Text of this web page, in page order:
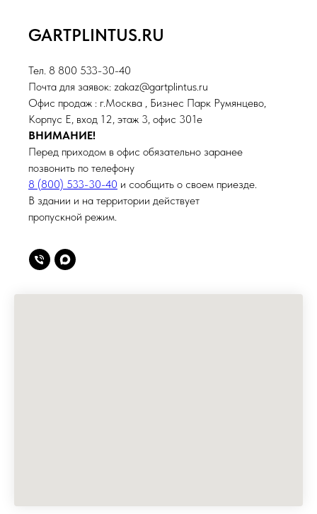
GARTPLINTUS.RU
Тел. 8 800 533-30-40
Почта для заявок: zakaz@gartplintus.ru
Офис продаж : г.Москва , Бизнес Парк Румянцево,
Корпус Е, вход 12, этаж 3, офис 301е
ВНИМАНИЕ!
Перед приходом в офис обязательно заранее
позвонить по телефону
8 (800) 533-30-40 и сообщить о своем приезде.
В здании и на территории действует
пропускной режим.